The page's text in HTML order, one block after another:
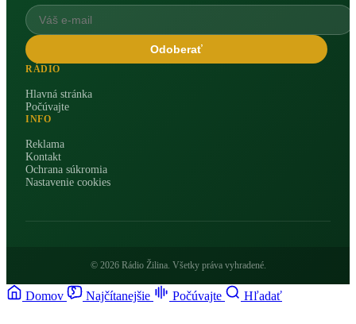
Odoberať
RÁDIO
Hlavná stránka
Počúvajte
INFO
Reklama
Kontakt
Ochrana súkromia
Nastavenie cookies
© 2026 Rádio Žilina. Všetky práva vyhradené.
Domov Najčítanejšie Počúvajte Hľadať